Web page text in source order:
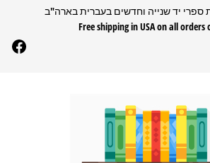
ספרי יד שנייה וחדשים בעברית בארה"ב
Free shipping in USA on all orders